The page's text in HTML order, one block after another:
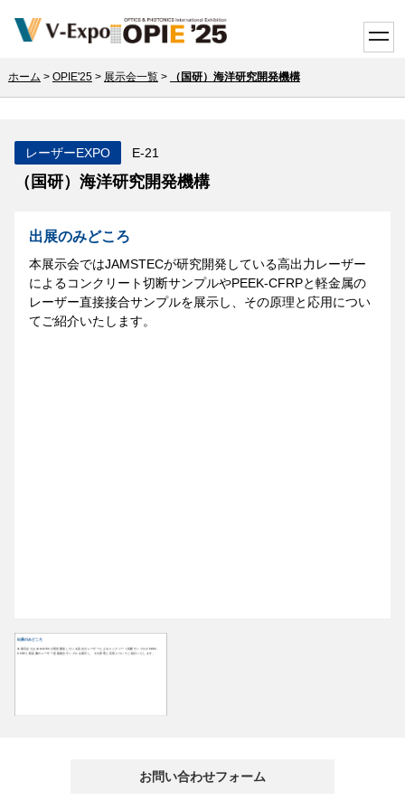
ホーム > OPIE'25> 展示会一覧> （国研）海洋研究開発機構
レーザーEXPO E-21
（国研）海洋研究開発機構
出展のみどころ
本展示会ではJAMSTECが研究開発している高出力レーザー
によるコンクリート切断サンプルやPEEK-CFRPと軽金属の
レーザー直接接合サンプルを展示し、その原理と応用につい
てご紹介いたします。
出展のみどころ
本展示会ではJAMSTECが研究開発している高出力レーザーによるコンクリート切断サンプルやPEEK-
CFRPと軽金属のレーザー直接接合サンプルを展示し、その原理と応用についてご紹介いたします。
お問い合わせフォーム